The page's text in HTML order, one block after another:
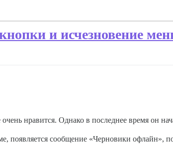
и исчезновение
нравится. Однако в последнее время он
появляется сообщение «Черновики офлайн»,